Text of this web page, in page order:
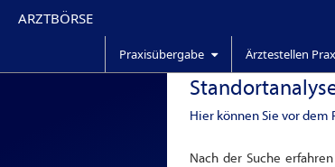
ARZTBÖRSE
Praxisübergabe Ärztestellen
Hier können Sie vor
Nach der Suche